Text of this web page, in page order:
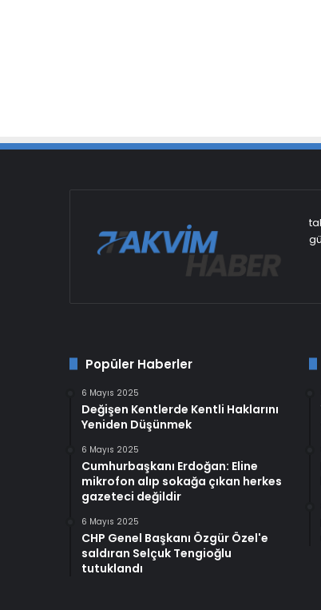
Popüler Haberler
6 Mayıs 2025
Değişen Kentlerde Kentli Haklarını
Yeniden Düşünmek
6 Mayıs 2025
Cumhurbaşkanı Erdoğan: Eline
mikrofon alıp sokağa çıkan herkes
gazeteci değildir
6 Mayıs 2025
CHP Genel Başkanı Özgür Özel'e
saldıran Selçuk Tengioğlu
tutuklandı